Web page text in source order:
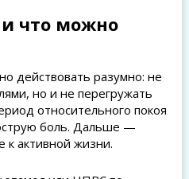
что можно
действовать разумно: не
но и не перегружать
относительного покоя
боль. Дальше —
к активной жизни.